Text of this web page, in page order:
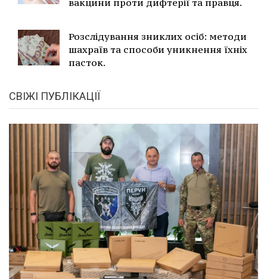
Розслідування зниклих осіб: методи
шахраїв та способи уникнення їхніх
пасток.
СВІЖІ ПУБЛІКАЦІЇ